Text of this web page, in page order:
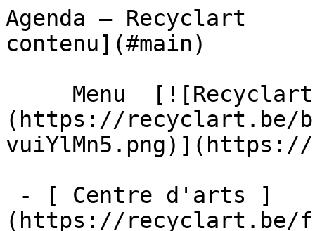
Agenda –
contenu](#main)
(https://recyclart.be/
(https://recyclart.be/